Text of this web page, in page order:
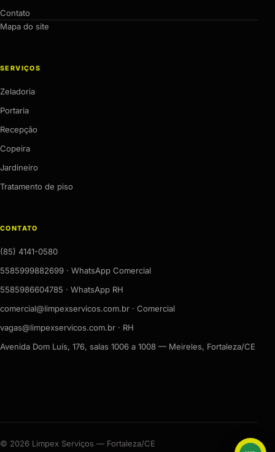
Contato
Mapa do site
SERVIÇOS
Zeladoria
Portaria
Recepção
Copeira
Jardineiro
Tratamento de piso
CONTATO
(85) 4141-0580
5585999882699 · WhatsApp Comercial
5585986604785 · WhatsApp RH
comercial@limpexservicos.com.br · Comercial
vagas@limpexservicos.com.br · RH
Avenida Dom Luís, 176, salas 1006 a 1008 — Meireles, Fortaleza/CE
© 2026 Limpex Serviços — Fortaleza/CE